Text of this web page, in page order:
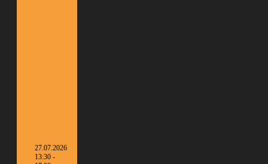
27.07.2026
13:30 -